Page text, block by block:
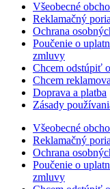
Všeobecné
Reklamačný
Ochrana
Poučenie o
zmluvy
Chcem odstúpiť
Chcem
Doprava a platba
Zásady
Všeobecné
Reklamačný
Ochrana
Poučenie o
zmluvy